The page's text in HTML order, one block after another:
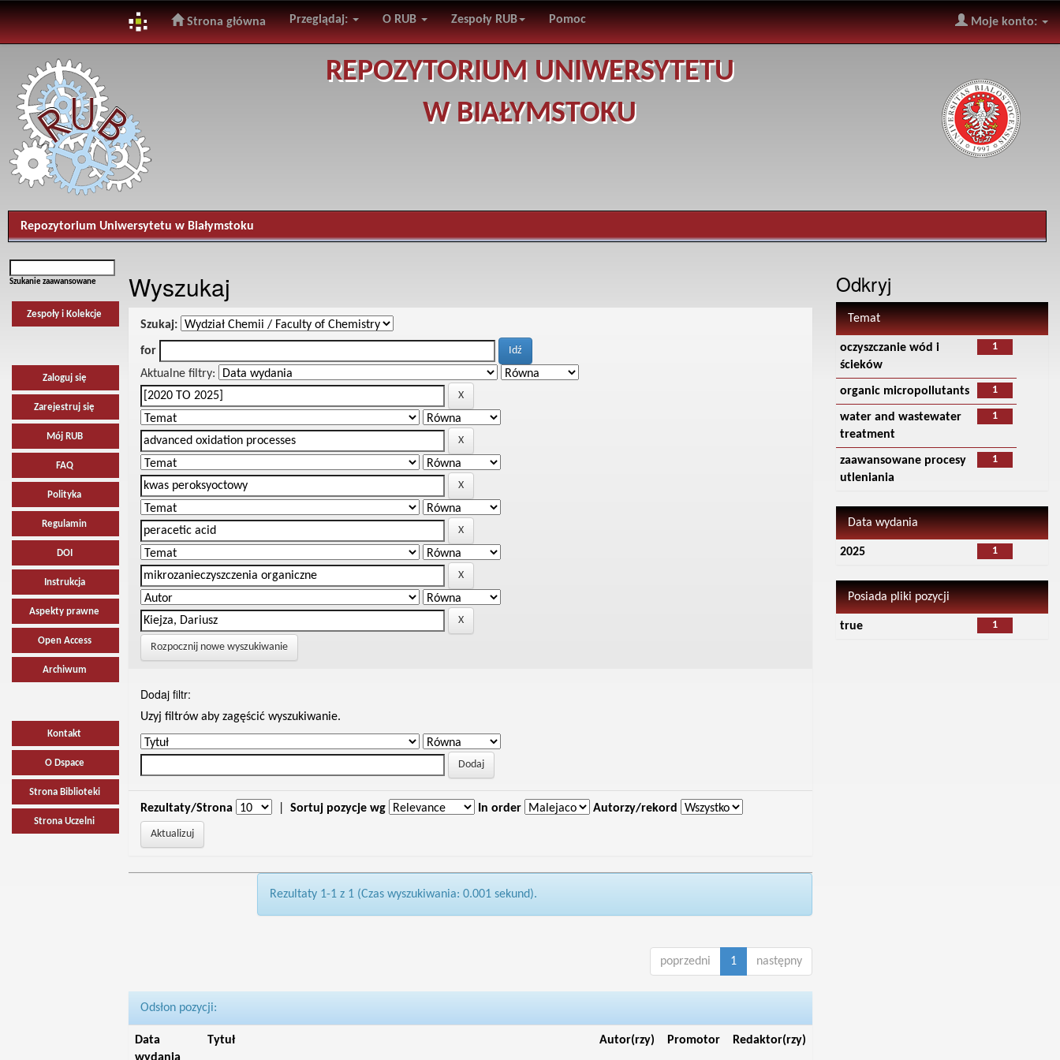
navigation
Strona główna Przeglądaj: O RUB Zespoły RUB Pomoc Moje konto:
REPOZYTORIUM UNIWERSYTETU
W BIAŁYMSTOKU
Repozytorium Uniwersytetu w Białymstoku
Szukanie zaawansowane
Zespoły i Kolekcje
Zaloguj się
Zarejestruj się
Mój RUB
FAQ
Polityka
Regulamin
DOI
Instrukcja
Aspekty prawne
Open Access
Archiwum
Kontakt
O Dspace
Strona Biblioteki
Strona Uczelni
Wyszukaj
Szukaj:
for
Aktualne filtry:
Rozpocznij nowe wyszukiwanie
Dodaj filtr:
Uzyj filtrów aby zagęścić wyszukiwanie.
Rezultaty/Strona Sortuj pozycje wg In order Autorzy/rekord
Rezultaty 1-1 z 1 (Czas wyszukiwania: 0.001 sekund).
poprzedni 1 następny
Odsłon pozycji:
Data
Tytuł Autor(rzy) Promotor Redaktor(rzy)
Odkryj
Temat
1
oczyszczanie wód i
ścieków
1
organic micropollutants
1
water and wastewater
treatment
1
zaawansowane procesy
utleniania
Data wydania
1
2025
Posiada pliki pozycji
1
true